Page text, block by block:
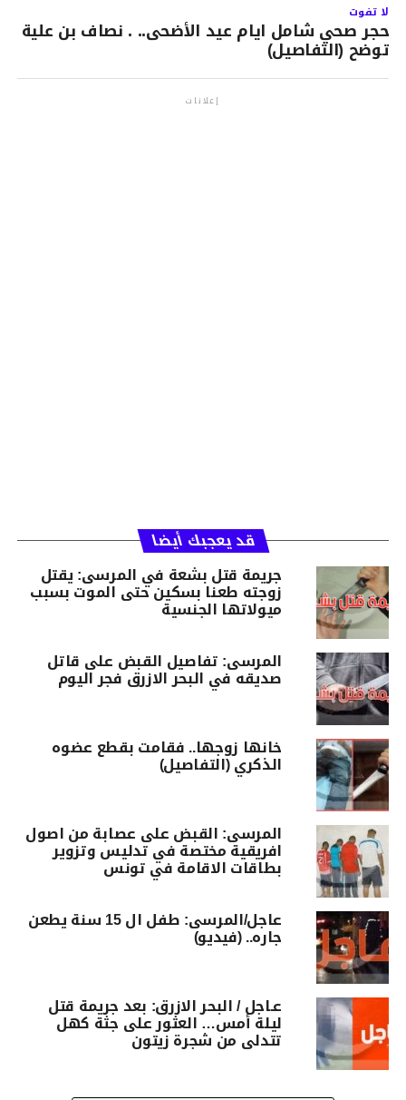
لا تفوت
حجر صحي شامل ايام عيد الأضحى.. . نصاف بن علية
توضح (التفاصيل)
إعلانات
قد يعجبك أيضا
جريمة قتل بشعة في المرسى: يقتل
زوجته طعنا بسكين حتى الموت بسبب
ميولاتها الجنسية
المرسى: تفاصيل القبض على قاتل
صديقه في البحر الازرق فجر اليوم
خانها زوجها.. فقامت بقطع عضوه
الذكري (التفاصيل)
المرسى: القبض على عصابة من اصول
افريقية مختصة في تدليس وتزوير
بطاقات الاقامة في تونس
عاجل/المرسى: طفل ال 15 سنة يطعن
جاره.. (فيديو)
عـاجل / البحر الازرق: بعد جريمة قتل
ليلة أمس… العثور على جثة كهل
تتدلى من شجرة زيتون